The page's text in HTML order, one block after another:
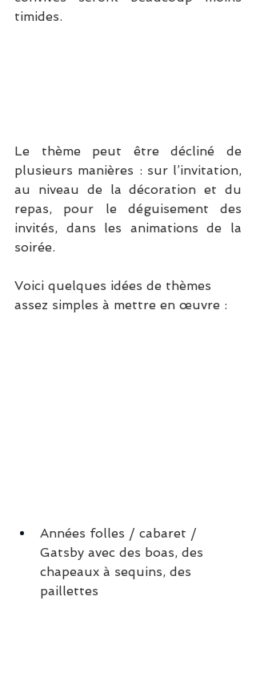
timides.
Le thème peut être décliné de
plusieurs manières : sur l’invitation,
au niveau de la décoration et du
repas, pour le déguisement des
invités, dans les animations de la
soirée.
Voici quelques idées de thèmes
assez simples à mettre en œuvre :
Années folles / cabaret /
Gatsby avec des boas, des
chapeaux à sequins, des
paillettes